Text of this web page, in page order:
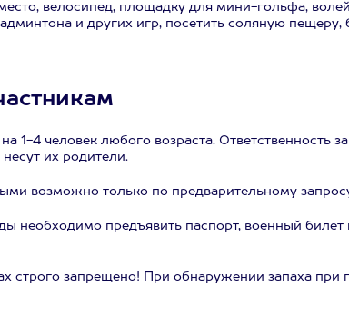
велосипед, площадку для мини-гольфа,
и других игр, посетить соляную пещеру,
1-4 человек любого возраста. Ответственность
их родители.
возможно только по предварительному
необходимо предъявить паспорт, военный
строго запрещено! При обнаружении запаха при